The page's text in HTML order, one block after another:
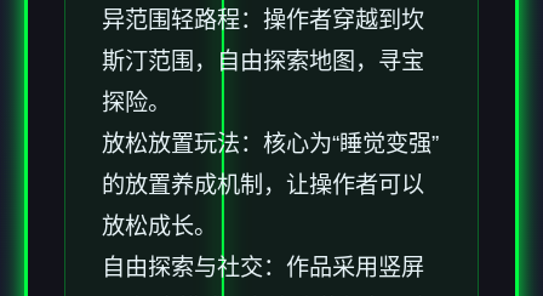
异范围轻路程：操作者穿越到坎
斯汀范围，自由探索地图，寻宝
探险。
放松放置玩法：核心为“睡觉变强”
的放置养成机制，让操作者可以
放松成长。
自由探索与社交：作品采用竖屏